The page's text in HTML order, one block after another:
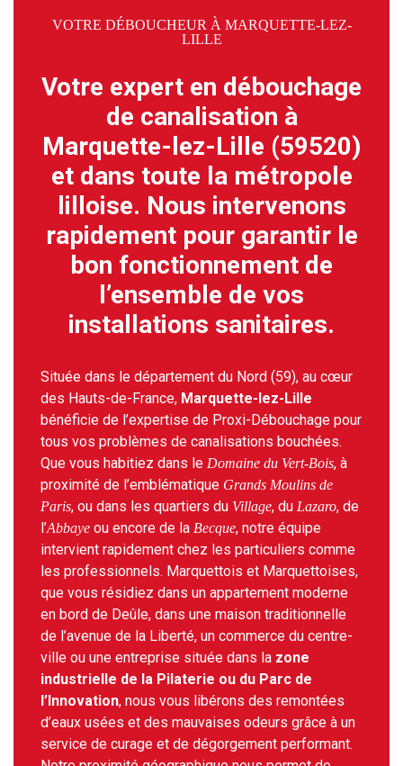
VOTRE DÉBOUCHEUR À MARQUETTE-LEZ-
LILLE
Votre expert en débouchage
de canalisation à
Marquette-lez-Lille (59520)
et dans toute la métropole
lilloise. Nous intervenons
rapidement pour garantir le
bon fonctionnement de
l’ensemble de vos
installations sanitaires.
Située dans le département du Nord (59), au cœur
des Hauts-de-France, Marquette-lez-Lille
bénéficie de l’expertise de Proxi-Débouchage pour
tous vos problèmes de canalisations bouchées.
Que vous habitiez dans le Domaine du Vert-Bois, à
proximité de l’emblématique Grands Moulins de
Paris, ou dans les quartiers du Village, du Lazaro, de
l’Abbaye ou encore de la Becque, notre équipe
intervient rapidement chez les particuliers comme
les professionnels. Marquettois et Marquettoises,
que vous résidiez dans un appartement moderne
en bord de Deûle, dans une maison traditionnelle
de l’avenue de la Liberté, un commerce du centre-
ville ou une entreprise située dans la zone
industrielle de la Pilaterie ou du Parc de
l’Innovation, nous vous libérons des remontées
d’eaux usées et des mauvaises odeurs grâce à un
service de curage et de dégorgement performant.